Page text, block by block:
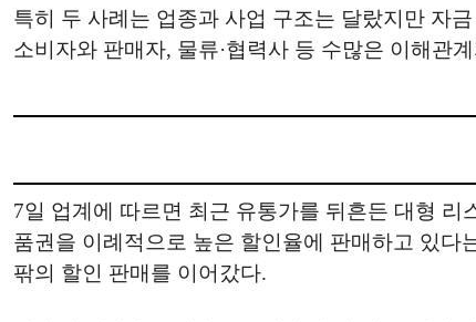
특히 두 사례는 업종과 사업 구조는 달랐지만 자
소비자와 판매자, 물류·협력사 등 수많은 이해관
7일 업계에 따르면 최근 유통가를 뒤흔든 대형 리
품권을 이례적으로 높은 할인율에 판매하고 있다
팎의 할인 판매를 이어갔다.